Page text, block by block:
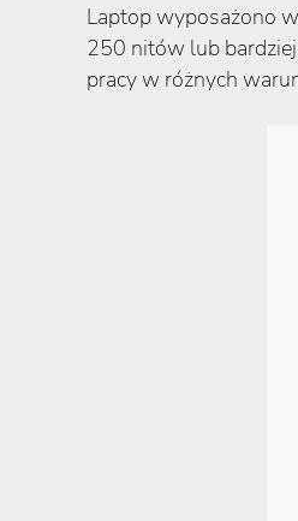
Laptop wyposażono
250 nitów lub
pracy w różnych